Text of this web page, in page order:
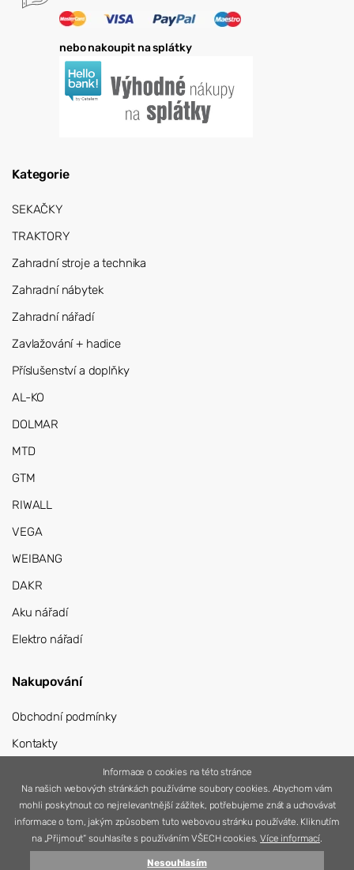
nebo nakoupit na splátky
Kategorie
SEKAČKY
TRAKTORY
Zahradní stroje a technika
Zahradní nábytek
Zahradní nářadí
Zavlažování + hadice
Příslušenství a doplňky
AL-KO
DOLMAR
MTD
GTM
RIWALL
VEGA
WEIBANG
DAKR
Aku nářadí
Elektro nářadí
Nakupování
Obchodní podmínky
Kontakty
Informace o cookies na této stránce
Na našich webových stránkách používáme soubory cookies. Abychom vám
mohli poskytnout co nejrelevantnější zážitek, potřebujeme znát a uchovávat
informace o tom, jakým způsobem tuto webovou stránku používáte. Kliknutím
na „Přijmout“ souhlasíte s používáním VŠECH cookies.Více informací.
Nesouhlasím